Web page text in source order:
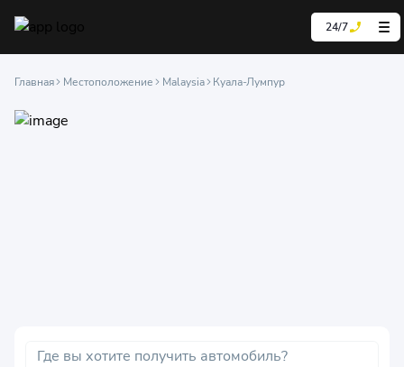
24/7
Главная Местоположение Malaysia Куала-Лумпур
Где вы хотите получить автомобиль?